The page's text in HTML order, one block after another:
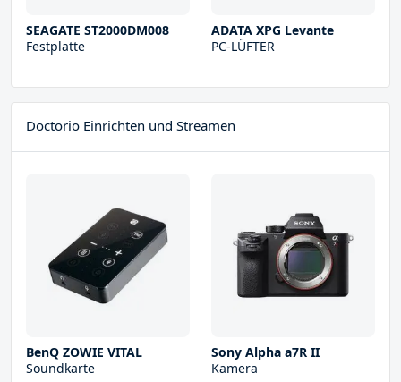
SEAGATE ST2000DM008
Festplatte
ADATA XPG Levante
PC-LÜFTER
Doctorio Einrichten und Streamen
BenQ ZOWIE VITAL
Soundkarte
Sony Alpha a7R II
Kamera